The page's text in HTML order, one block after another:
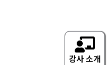
강사 소개